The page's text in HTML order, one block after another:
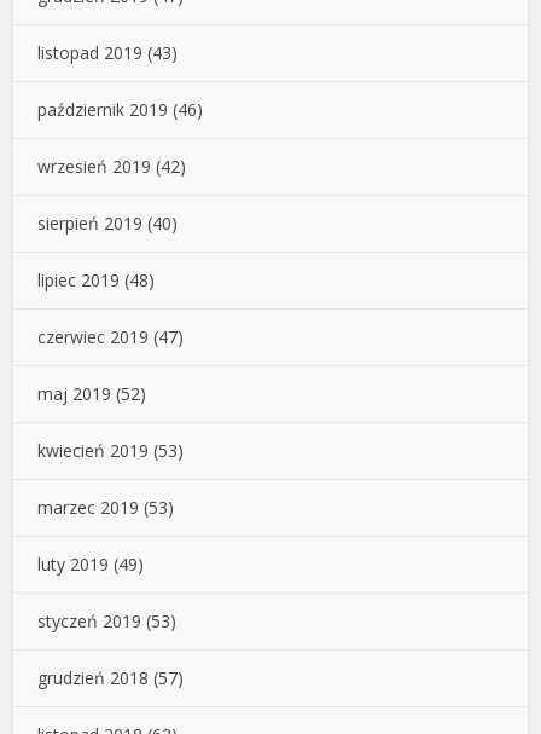
listopad 2019 (43)
październik 2019 (46)
wrzesień 2019 (42)
sierpień 2019 (40)
lipiec 2019 (48)
czerwiec 2019 (47)
maj 2019 (52)
kwiecień 2019 (53)
marzec 2019 (53)
luty 2019 (49)
styczeń 2019 (53)
grudzień 2018 (57)